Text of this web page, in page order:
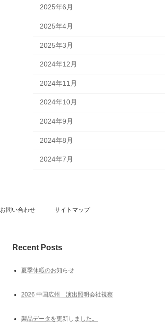
2025年6月
2025年4月
2025年3月
2024年12月
2024年11月
2024年10月
2024年9月
2024年8月
2024年7月
お問い合わせ サイトマップ
Recent Posts
夏季休暇のお知らせ
2026 中国広州 演出照明会社視察
製品データを更新しました。